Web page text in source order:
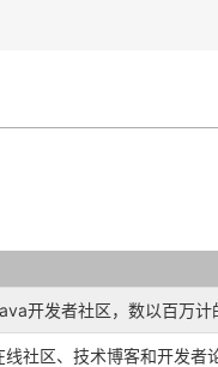
开发者社区，数以百万计
社区、技术博客和开发者